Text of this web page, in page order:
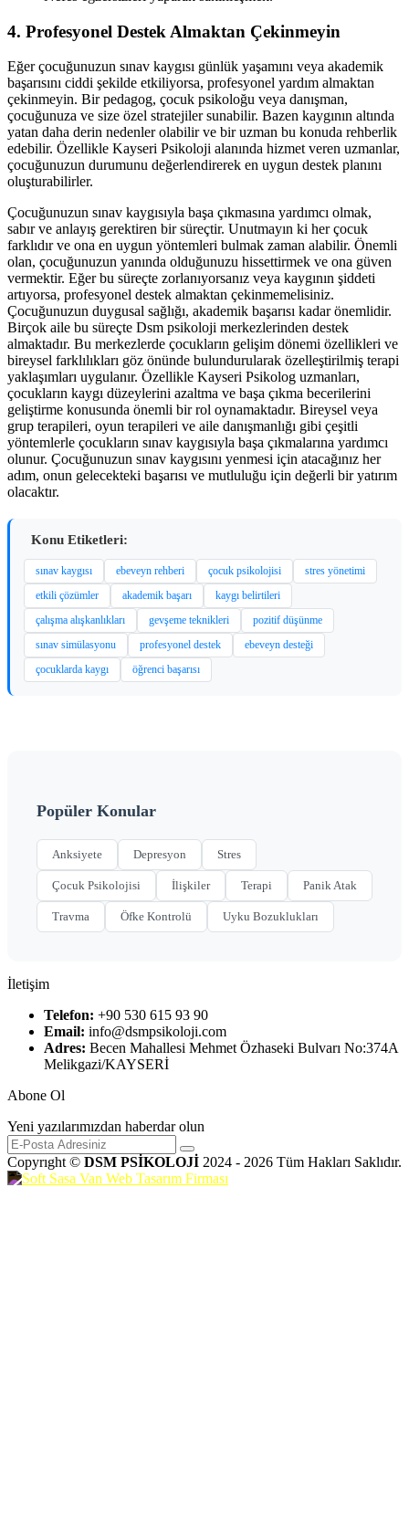
4. Profesyonel Destek Almaktan Çekinmeyin
Eğer çocuğunuzun sınav kaygısı günlük yaşamını veya akademik
başarısını ciddi şekilde etkiliyorsa, profesyonel yardım almaktan
çekinmeyin. Bir pedagog, çocuk psikoloğu veya danışman,
çocuğunuza ve size özel stratejiler sunabilir. Bazen kaygının altında
yatan daha derin nedenler olabilir ve bir uzman bu konuda rehberlik
edebilir. Özellikle Kayseri Psikoloji alanında hizmet veren uzmanlar,
çocuğunuzun durumunu değerlendirerek en uygun destek planını
oluşturabilirler.
Çocuğunuzun sınav kaygısıyla başa çıkmasına yardımcı olmak,
sabır ve anlayış gerektiren bir süreçtir. Unutmayın ki her çocuk
farklıdır ve ona en uygun yöntemleri bulmak zaman alabilir. Önemli
olan, çocuğunuzun yanında olduğunuzu hissettirmek ve ona güven
vermektir. Eğer bu süreçte zorlanıyorsanız veya kaygının şiddeti
artıyorsa, profesyonel destek almaktan çekinmemelisiniz.
Çocuğunuzun duygusal sağlığı, akademik başarısı kadar önemlidir.
Birçok aile bu süreçte Dsm psikoloji merkezlerinden destek
almaktadır. Bu merkezlerde çocukların gelişim dönemi özellikleri ve
bireysel farklılıkları göz önünde bulundurularak özelleştirilmiş terapi
yaklaşımları uygulanır. Özellikle Kayseri Psikolog uzmanları,
çocukların kaygı düzeylerini azaltma ve başa çıkma becerilerini
geliştirme konusunda önemli bir rol oynamaktadır. Bireysel veya
grup terapileri, oyun terapileri ve aile danışmanlığı gibi çeşitli
yöntemlerle çocukların sınav kaygısıyla başa çıkmalarına yardımcı
olunur. Çocuğunuzun sınav kaygısını yenmesi için atacağınız her
adım, onun gelecekteki başarısı ve mutluluğu için değerli bir yatırım
olacaktır.
Konu Etiketleri:
sınav kaygısı ebeveyn rehberi çocuk psikolojisi
stres yönetimi
etkili çözümler
akademik başarı
kaygı belirtileri
çalışma alışkanlıkları
gevşeme teknikleri
pozitif düşünme
sınav simülasyonu
profesyonel destek
ebeveyn desteği
çocuklarda kaygı
öğrenci başarısı
Popüler Konular
Anksiyete Depresyon Stres
Çocuk Psikolojisi İlişkiler Terapi Panik Atak
Travma Öfke Kontrolü Uyku Bozuklukları
İletişim
Telefon: +90 530 615 93 90
Email: info@dsmpsikoloji.com
Adres: Becen Mahallesi Mehmet Özhaseki Bulvarı No:374A
Melikgazi/KAYSERİ
Abone Ol
Yeni yazılarımızdan haberdar olun
Copyrıght © DSM PSİKOLOJİ 2024 - 2026 Tüm Hakları Saklıdır.